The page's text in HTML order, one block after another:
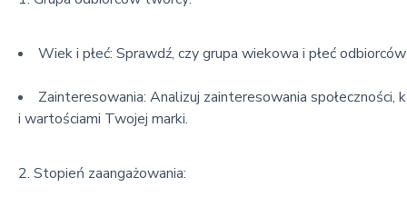
Wiek i płeć: Sprawdź, czy grupa wiekowa i płeć
Zainteresowania: Analizuj zainteresowania
i wartościami Twojej marki.
2. Stopień zaangażowania: